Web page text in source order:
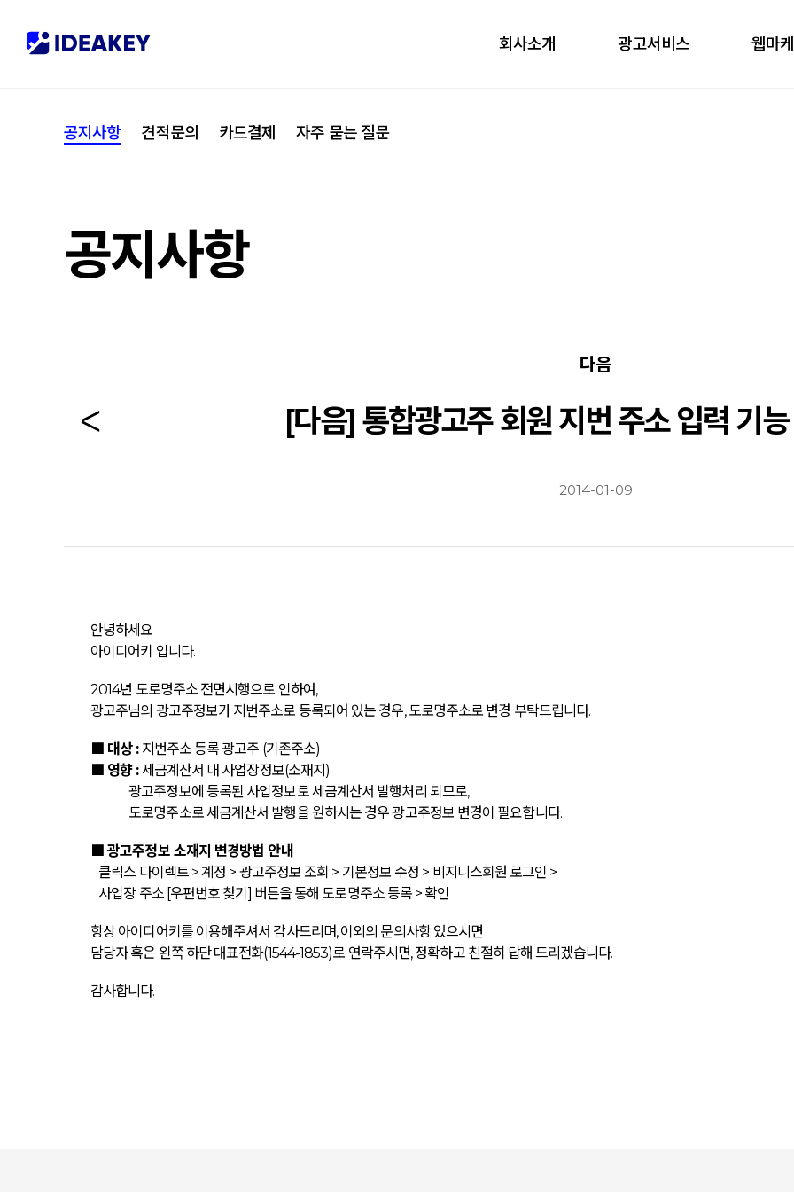
회사소개 광고서비스 웹마
공지사항 견적문의 카드결제 자주 묻는 질문
공지사항
다음
[다음] 통합광고주 회원 지번 주소 입력 기능
2014-01-09
안녕하세요
아이디어키 입니다.
2014년 도로명주소 전면시행으로 인하여,
광고주님의 광고주정보가 지번주소로 등록되어 있는 경우, 도로명주소로 변경 부탁드립니다.
■ 대상 :지번주소 등록 광고주 (기존주소)
■ 영향 :세금계산서 내 사업장정보(소재지)
광고주정보에 등록된 사업정보로 세금계산서 발행처리 되므로,
도로명주소로 세금계산서 발행을 원하시는 경우 광고주정보 변경이 필요합니다.
■ 광고주정보 소재지 변경방법 안내
클릭스 다이렉트 > 계정 > 광고주정보 조회 > 기본정보 수정 > 비지니스회원 로그인 >
사업장 주소 [우편번호 찾기] 버튼을 통해 도로명주소 등록 > 확인
항상 아이디어키를 이용해주셔서 감사드리며, 이외의 문의사항 있으시면
담당자 혹은 왼쪽 하단 대표전화(1544-1853)로 연락주시면, 정확하고 친절히 답해 드리겠습니다.
감사합니다.